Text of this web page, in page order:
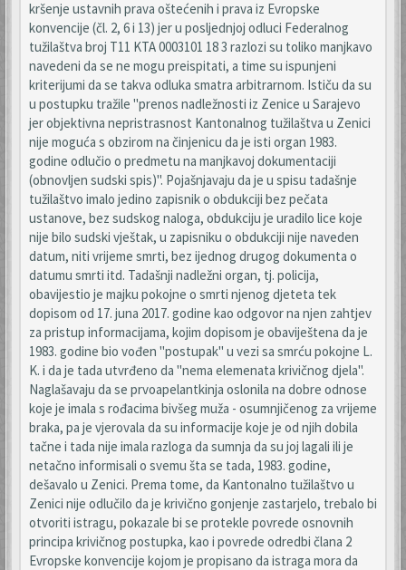
kršenje ustavnih prava oštećenih i prava iz Evropske
konvencije (čl. 2, 6 i 13) jer u posljednjoj odluci Federalnog
tužilaštva broj T11 KTA 0003101 18 3 razlozi su toliko manjkavo
navedeni da se ne mogu preispitati, a time su ispunjeni
kriterijumi da se takva odluka smatra arbitrarnom. Ističu da su
u postupku tražile "prenos nadležnosti iz Zenice u Sarajevo
jer objektivna nepristrasnost Kantonalnog tužilaštva u Zenici
nije moguća s obzirom na činjenicu da je isti organ 1983.
godine odlučio o predmetu na manjkavoj dokumentaciji
(obnovljen sudski spis)". Pojašnjavaju da je u spisu tadašnje
tužilaštvo imalo jedino zapisnik o obdukciji bez pečata
ustanove, bez sudskog naloga, obdukciju je uradilo lice koje
nije bilo sudski vještak, u zapisniku o obdukciji nije naveden
datum, niti vrijeme smrti, bez ijednog drugog dokumenta o
datumu smrti itd. Tadašnji nadležni organ, tj. policija,
obavijestio je majku pokojne o smrti njenog djeteta tek
dopisom od 17. juna 2017. godine kao odgovor na njen zahtjev
za pristup informacijama, kojim dopisom je obaviještena da je
1983. godine bio vođen "postupak" u vezi sa smrću pokojne L.
K. i da je tada utvrđeno da "nema elemenata krivičnog djela".
Naglašavaju da se prvoapelantkinja oslonila na dobre odnose
koje je imala s rođacima bivšeg muža - osumnjičenog za vrijeme
braka, pa je vjerovala da su informacije koje je od njih dobila
tačne i tada nije imala razloga da sumnja da su joj lagali ili je
netačno informisali o svemu šta se tada, 1983. godine,
dešavalo u Zenici. Prema tome, da Kantonalno tužilaštvo u
Zenici nije odlučilo da je krivično gonjenje zastarjelo, trebalo bi
otvoriti istragu, pokazale bi se protekle povrede osnovnih
principa krivičnog postupka, kao i povrede odredbi člana 2
Evropske konvencije kojom je propisano da istraga mora da